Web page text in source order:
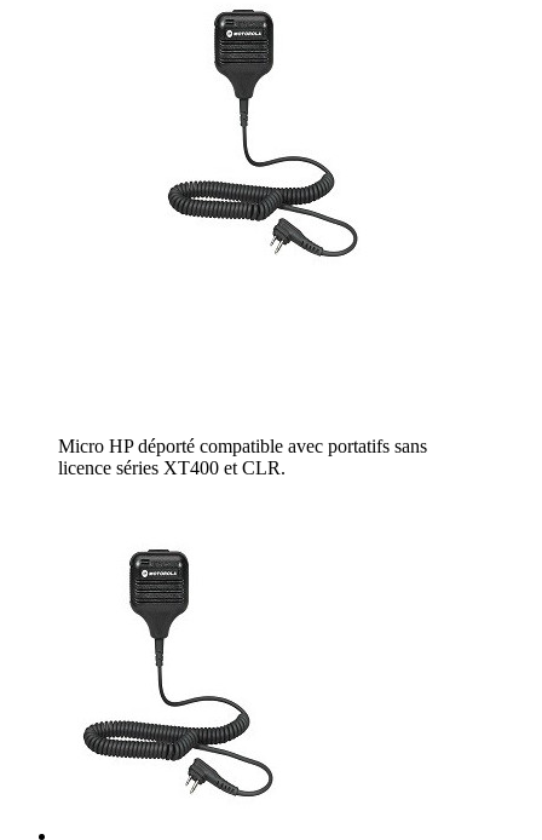
Micro HP déporté compatible avec portatifs sans
licence séries XT400 et CLR.